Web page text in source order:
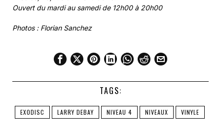
Ouvert du mardi au samedi de 12h00 à 20h00
Photos : Florian Sanchez
TAGS:
EXODISC LARRY DEBAY NIVEAU 4 NIVEAUX VINYLE